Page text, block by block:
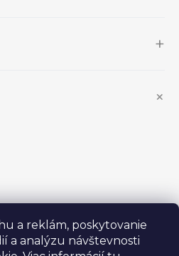
a reklám, poskytovanie
a analýzu návštevnosti